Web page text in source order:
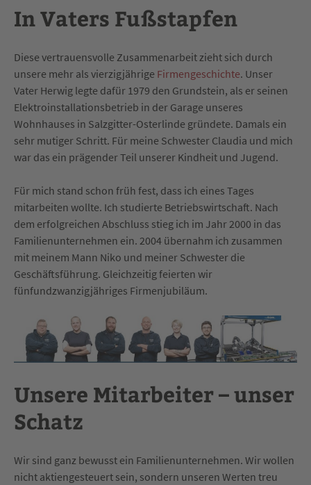
In Vaters Fußstapfen
Diese vertrauensvolle Zusammenarbeit zieht sich durch
unsere mehr als vierzigjährige Firmengeschichte. Unser
Vater Herwig legte dafür 1979 den Grundstein, als er seinen
Elektroinstallationsbetrieb in der Garage unseres
Wohnhauses in Salzgitter-Osterlinde gründete. Damals ein
sehr mutiger Schritt. Für meine Schwester Claudia und mich
war das ein prägender Teil unserer Kindheit und Jugend.
Für mich stand schon früh fest, dass ich eines Tages
mitarbeiten wollte. Ich studierte Betriebswirtschaft. Nach
dem erfolgreichen Abschluss stieg ich im Jahr 2000 in das
Familienunternehmen ein. 2004 übernahm ich zusammen
mit meinem Mann Niko und meiner Schwester die
Geschäftsführung. Gleichzeitig feierten wir
fünfundzwanzigjähriges Firmenjubiläum.
Unsere Mitarbeiter – unser
Schatz
Wir sind ganz bewusst ein Familienunternehmen. Wir wollen
nicht aktiengesteuert sein, sondern unseren Werten treu